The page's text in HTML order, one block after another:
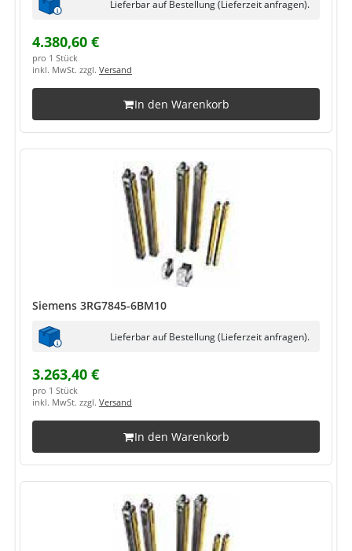
Lieferbar auf Bestellung (Lieferzeit anfragen).
4.380,60 €
pro 1 Stück
inkl. MwSt. zzgl. Versand
In den Warenkorb
Siemens 3RG7845-6BM10
Lieferbar auf Bestellung (Lieferzeit anfragen).
3.263,40 €
pro 1 Stück
inkl. MwSt. zzgl. Versand
In den Warenkorb